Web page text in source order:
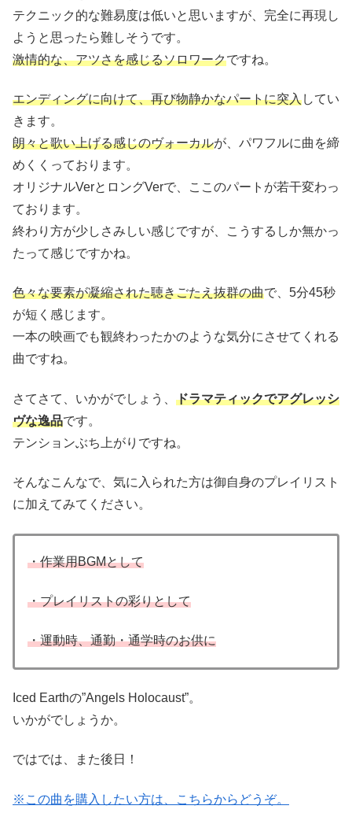
テクニック的な難易度は低いと思いますが、完全に再現し
ようと思ったら難しそうです。
激情的な、アツさを感じるソロワークですね。
エンディングに向けて、再び物静かなパートに突入してい
きます。
朗々と歌い上げる感じのヴォーカルが、パワフルに曲を締
めくくっております。
オリジナルVerとロングVerで、ここのパートが若干変わっ
ております。
終わり方が少しさみしい感じですが、こうするしか無かっ
たって感じですかね。
色々な要素が凝縮された聴きごたえ抜群の曲で、5分45秒
が短く感じます。
一本の映画でも観終わったかのような気分にさせてくれる
曲ですね。
さてさて、いかがでしょう、 ドラマティックでアグレッシ
ヴな逸品です。
テンションぶち上がりですね。
そんなこんなで、気に入られた方は御自身のプレイリスト
に加えてみてください。
・作業用BGMとして
・プレイリストの彩りとして
・運動時、通勤・通学時のお供に
Iced Earthの”Angels Holocaust”。
いかがでしょうか。
ではでは、また後日！
※この曲を購入したい方は、こちらからどうぞ。